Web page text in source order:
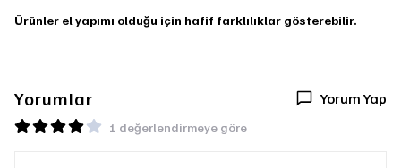
Ürünler el yapımı olduğu için hafif farklılıklar gösterebilir.
Yorumlar Yorum Yap
1 değerlendirmeye göre